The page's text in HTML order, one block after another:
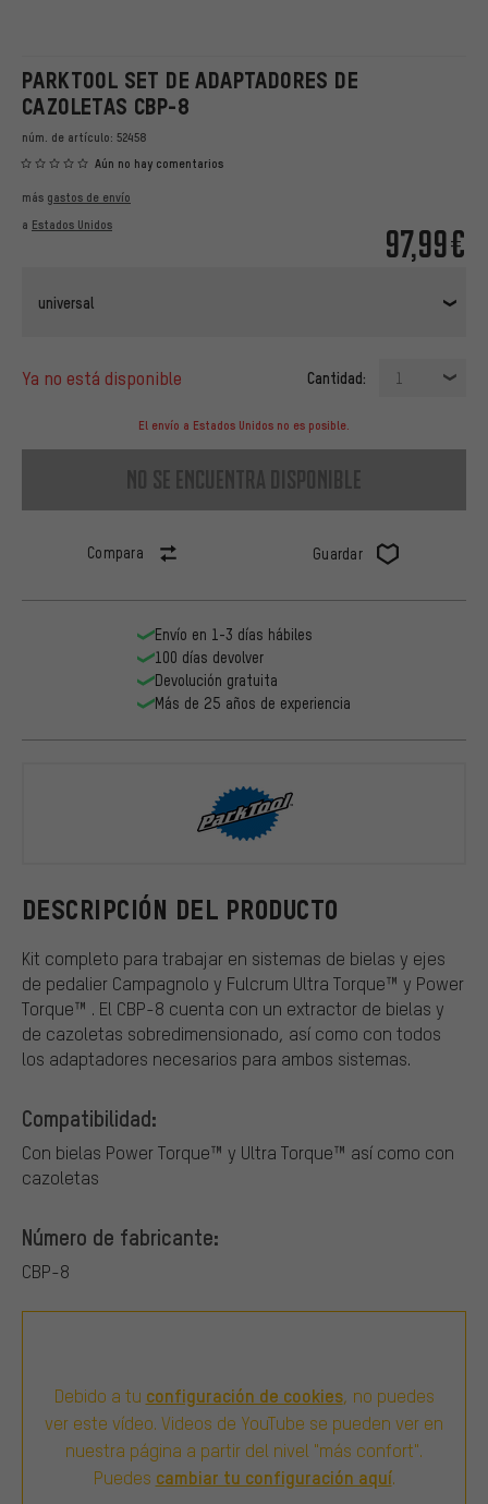
PARKTOOL SET DE ADAPTADORES DE
CAZOLETAS CBP-8
núm. de artículo: 52458
Aún no hay comentarios
97,99€
más gastos de envío
a Estados Unidos
universal
ya no está disponible Cantidad: 1
El envío a Estados Unidos no es posible.
no se encuentra disponible
Compara Guardar
DESCRIPCIÓN DEL PRODUCTO
Kit completo para trabajar en sistemas de bielas y ejes
de pedalier Campagnolo y Fulcrum Ultra Torque™ y Power
Torque™ . El CBP-8 cuenta con un extractor de bielas y
de cazoletas sobredimensionado, así como con todos
los adaptadores necesarios para ambos sistemas.
Compatibilidad:
Con bielas Power Torque™ y Ultra Torque™ así como con
cazoletas
Número de fabricante:
CBP-8
Debido a tu configuración de cookies, no puedes
ver este vídeo. Videos de YouTube se pueden ver en
nuestra página a partir del nivel "más confort".
Puedes cambiar tu configuración aquí.
Envío en 1-3 días hábiles
100 días devolver
Devolución gratuita
Más de 25 años de experiencia